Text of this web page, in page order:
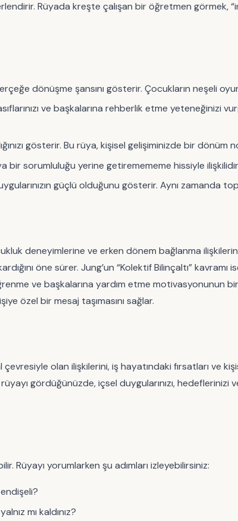
Rüyada kreşte çalışan bir öğretmen görmek,
dönüşme şansını gösterir. Çocukların neşeli
ve başkalarına rehberlik etme yeteneğinizi
gösterir. Bu rüya, kişisel gelişiminizde bir
bir sorumluluğu yerine getiremememe hissiyle
güçlü olduğunu gösterir. Aynı zamanda
deneyimlerine ve erken dönem bağlanma
öne sürer. Jung’un “Kolektif Bilinçaltı”
ve başkalarına yardım etme motivasyonunun bir
özel bir mesaj taşımasını sağlar.
çevresiyle olan ilişkilerini, iş hayatındaki fırsatları ve
gördüğünüzde, içsel duygularınızı,
Rüyayı yorumlarken şu adımları izleyebilirsiniz:
mı kaldınız?